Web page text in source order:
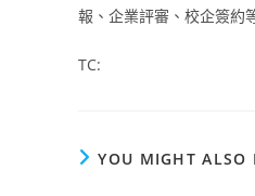
報、企業評審、校企簽約
TC:
YOU MIGHT ALSO